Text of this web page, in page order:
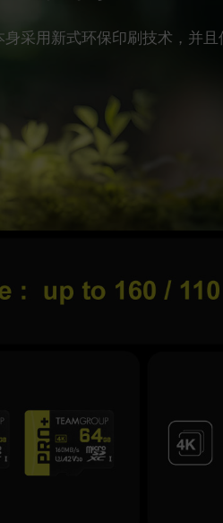
采用新式环保印刷技术，并